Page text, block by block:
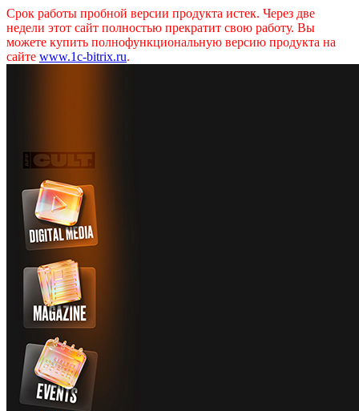
Срок работы пробной версии продукта истек. Через две
недели этот сайт полностью прекратит свою работу. Вы
можете купить полнофункциональную версию продукта на
сайте www.1c-bitrix.ru.